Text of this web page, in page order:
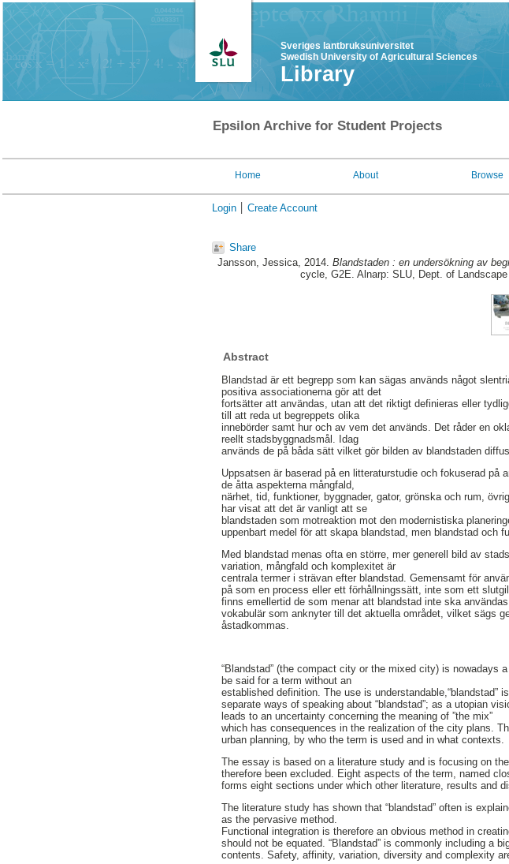
Sveriges lantbruksuniversitet
Swedish University of Agricultural Sciences
Library
Epsilon Archive for Student Projects
Home About Browse
Login Create Account
Share
Jansson, Jessica, 2014. Blandstaden : en undersökning av
cycle, G2E. Alnarp: SLU, Dept. of
Abstract
Blandstad är ett begrepp som kan sägas används något
positiva associationerna gör att det
fortsätter att användas, utan att det riktigt definieras eller
till att reda ut begreppets olika
innebörder samt hur och av vem det används. Det råder en
reellt stadsbyggnadsmål. Idag
används de på båda sätt vilket gör bilden av blandstaden
Uppsatsen är baserad på en litteraturstudie och fokuserad på
de åtta aspekterna mångfald,
närhet, tid, funktioner, byggnader, gator, grönska och rum,
har visat att det är vanligt att se
blandstaden som motreaktion mot den modernistiska
uppenbart medel för att skapa blandstad, men blandstad och
Med blandstad menas ofta en större, mer generell bild av
variation, mångfald och komplexitet är
centrala termer i strävan efter blandstad. Gemensamt för
på som en process eller ett förhållningssätt, inte som ett
finns emellertid de som menar att blandstad inte ska
vokabulär som anknyter till det aktuella området, vilket sägs
åstadkommas.
“Blandstad” (the compact city or the mixed city) is nowadays
be said for a term without an
established definition. The use is
separate ways of speaking about “blandstad”; as a utopian
leads to an uncertainty concerning the meaning of ”the mix”
which has consequences in the realization of the city plans.
urban planning, by who the term is used and in what contexts.
The essay is based on a literature study and is focusing on
therefore been excluded. Eight aspects of the term, named
forms eight sections under which other literature, results and
The literature study has shown that “blandstad” often is
as the pervasive method.
Functional integration is therefore an obvious method in
should not be equated. “Blandstad” is commonly including a
contents. Safety, affinity, variation, diversity and complexity